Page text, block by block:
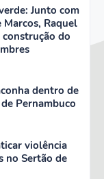
Junto com
Marcos, Raquel
do
dentro de
Pernambuco
violência
no Sertão de